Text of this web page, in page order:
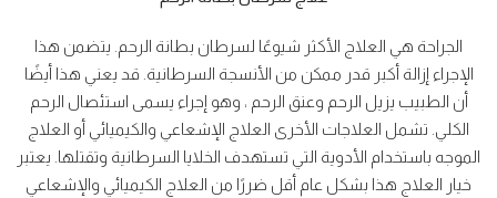
الجراحة هي العلاج الأكثر شيوعًا لسرطان بطانة الرحم. يتضمن هذا
الإجراء إزالة أكبر قدر ممكن من الأنسجة السرطانية. قد يعني هذا أيضًا
أن الطبيب يزيل الرحم وعنق الرحم ، وهو إجراء يسمى استئصال الرحم
الكلي. تشمل العلاجات الأخرى العلاج الإشعاعي والكيميائي أو العلاج
الموجه باستخدام الأدوية التي تستهدف الخلايا السرطانية وتقتلها. يعتبر
خيار العلاج هذا بشكل عام أقل ضررًا من العلاج الكيميائي والإشعاعي